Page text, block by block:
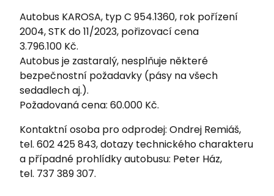
Autobus KAROSA, typ C 954.1360, rok pořízení
2004, STK do 11/2023, pořizovací cena
3.796.100 Kč.
Autobus je zastaralý, nesplňuje některé
bezpečnostní požadavky (pásy na všech
sedadlech aj.).
Požadovaná cena: 60.000 Kč.
Kontaktní osoba pro odprodej: Ondrej Remiáš,
tel. 602 425 843, dotazy technického charakteru
a případné prohlídky autobusu: Peter Ház,
tel. 737 389 307.